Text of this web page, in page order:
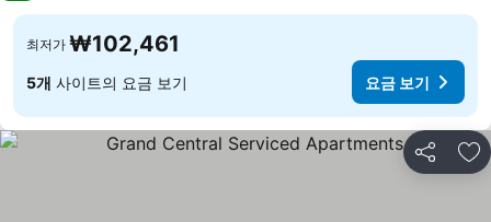
최저가 ₩102,461
5개 사이트의 요금 보기 요금 보기
공유 즐